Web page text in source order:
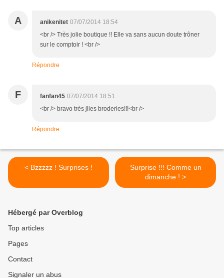
A anikenitet 07/07/2014 18:54
<br /> Très jolie boutique !! Elle va sans aucun doute trôner
sur le comptoir ! <br />
Répondre
F fanfan45 07/07/2014 18:51
<br /> bravo très jlies broderies!!!<br />
Répondre
< Bzzzzz ! Surprises !
Surprise !!! Comme un
dimanche ! >
Hébergé par Overblog
Top articles
Pages
Contact
Signaler un abus